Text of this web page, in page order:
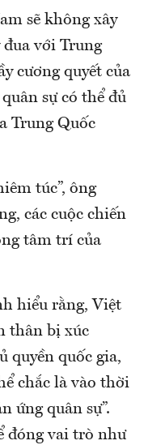
sẽ không xây
với Trung
cương quyết của
sự có thể đủ
Trung Quốc
túc”, ông
các cuộc chiến
tâm trí của
hiểu rằng, Việt
thân bị xúc
quyền quốc gia,
chắc là vào thời
ứng quân sự”.
đóng vai trò như